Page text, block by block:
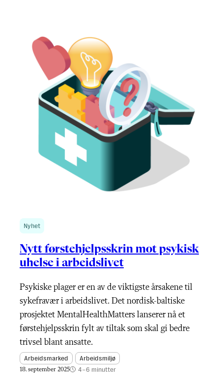
Nyhet
Nytt førstehjelpsskrin mot psykisk
uhelse i arbeidslivet
Psykiske plager er en av de viktigste årsakene til
sykefravær i arbeidslivet. Det nordisk-baltiske
prosjektet MentalHealthMatters lanserer nå et
førstehjelpsskrin fylt av tiltak som skal gi bedre
trivsel blant ansatte.
Arbeidsmarked Arbeidsmiljø
18. september 2025 4–6 minutter